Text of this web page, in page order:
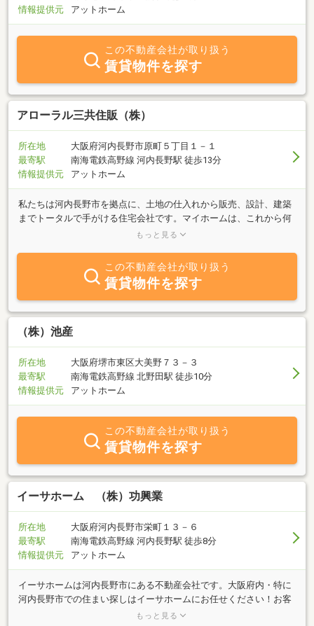
情報提供元
アットホーム
この不動産会社が取り扱う
賃貸物件を探す
アローラル三共住販（株）
所在地
大阪府河内長野市原町５丁目１－１
最寄駅
南海電鉄高野線 河内長野駅 徒歩13分
情報提供元
アットホーム
私たちは河内長野市を拠点に、土地の仕入れから販売、設計、建築
までトータルで手がける住宅会社です。マイホームは、これから何
十年と暮らしていく大切な場所。だからこそ、建てて終わりではな
まいの性能にもこだわり、「高気密・高断熱・高耐震・高耐久」を
ベースに、安心して長く暮らせる家づくりを行っています。自社ブ
ランド「アローラホーム」は、グループ会社である（株）アローラ
が設計・施工・アフターまで一貫してサポート。さまざまなライフ
スタイルに合う住まいを日々追求しています。ショールームやスキ
ップフロアのモデルハウスもご見学いただけます。河内長野市にお
もっと見る
この不動産会社が取り扱う
賃貸物件を探す
（株）池産
所在地
大阪府堺市東区大美野７３－３
最寄駅
南海電鉄高野線 北野田駅 徒歩10分
情報提供元
アットホーム
この不動産会社が取り扱う
賃貸物件を探す
イーサホーム （株）功興業
所在地
大阪府河内長野市栄町１３－６
最寄駅
南海電鉄高野線 河内長野駅 徒歩8分
情報提供元
アットホーム
イーサホームは河内長野市にある不動産会社です。大阪府内・特に
河内長野市での住まい探しはイーサホームにお任せください！お客
様の希望にあった物件を親身になってお探しします。不動産のこと
もっと見る